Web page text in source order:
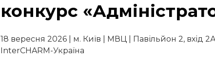
конкурс
18 вересня 2026 | м. Київ | МВЦ | Павільйон 2, вхід
InterCHARM-Україна